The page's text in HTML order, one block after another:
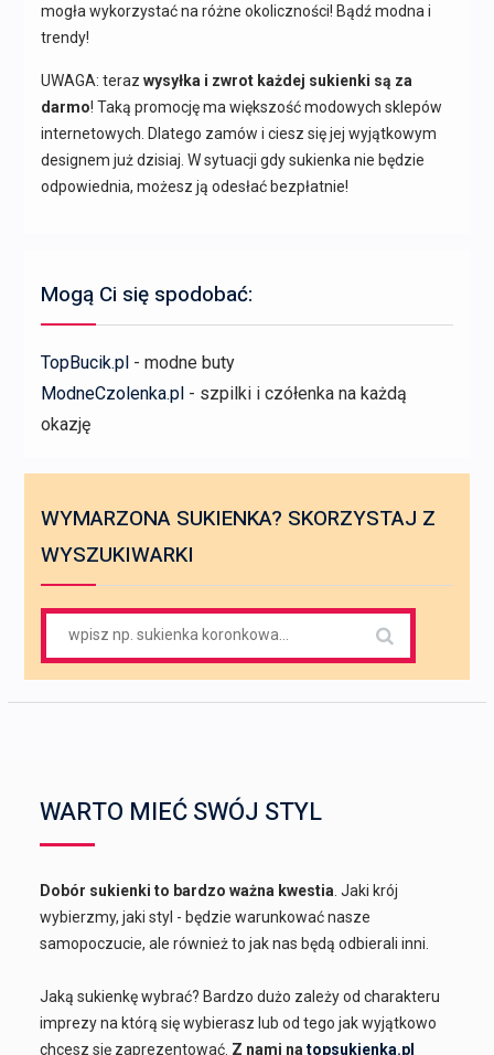
mogła wykorzystać na różne okoliczności! Bądź modna i
trendy!
UWAGA: teraz wysyłka i zwrot każdej sukienki są za
darmo! Taką promocję ma większość modowych sklepów
internetowych. Dlatego zamów i ciesz się jej wyjątkowym
designem już dzisiaj. W sytuacji gdy sukienka nie będzie
odpowiednia, możesz ją odesłać bezpłatnie!
Mogą Ci się spodobać:
TopBucik.pl- modne buty
ModneCzolenka.pl- szpilki i czółenka na każdą
okazję
WYMARZONA SUKIENKA? SKORZYSTAJ Z
WYSZUKIWARKI
WARTO MIEĆ SWÓJ STYL
Dobór sukienki to bardzo ważna kwestia . Jaki krój
wybierzmy, jaki styl - będzie warunkować nasze
samopoczucie, ale również to jak nas będą odbierali inni.
Jaką sukienkę wybrać? Bardzo dużo zależy od charakteru
imprezy na którą się wybierasz lub od tego jak wyjątkowo
chcesz się zaprezentować. Z nami natopsukienka.pl